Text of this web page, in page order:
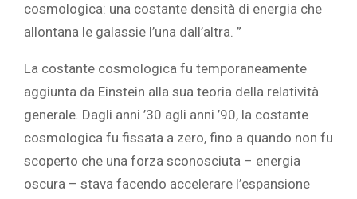
cosmologica: una costante densità di energia che
allontana le galassie l’una dall’altra. ”
La costante cosmologica fu temporaneamente
aggiunta da Einstein alla sua teoria della relatività
generale. Dagli anni ’30 agli anni ’90, la costante
cosmologica fu fissata a zero, fino a quando non fu
scoperto che una forza sconosciuta – energia
oscura – stava facendo accelerare l’espansione